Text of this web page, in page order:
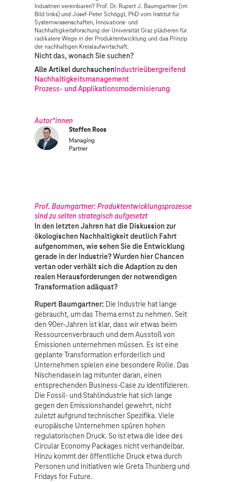
Industrien vereinbaren? Prof. Dr. Rupert J. Baumgartner (im
Bild links) und Josef-Peter Schöggl, PhD vom Institut für
Systemwissenschaften, Innovations- und
Nachhaltigkeitsforschung der Universität Graz plädieren für
radikalere Wege in der Produktentwicklung und das Prinzip
der nachhaltigen Kreislaufwirtschaft.
Nicht das, wonach Sie suchen?
Alle Artikel durchsuchenIndustrieübergreifend
Nachhaltigkeitsmanagement
Prozess- und Applikationsmodernisierung
Autor*innen
Steffen Roos
Managing
Partner
Prof. Baumgartner: Produktentwicklungsprozesse
sind zu selten strategisch aufgesetzt
In den letzten Jahren hat die Diskussion zur
ökologischen Nachhaltigkeit deutlich Fahrt
aufgenommen, wie sehen Sie die Entwicklung
gerade in der Industrie? Wurden hier Chancen
vertan oder verhält sich die Adaption zu den
realen Herausforderungen der notwendigen
Transformation adäquat?
Rupert Baumgartner: Die Industrie hat lange
gebraucht, um das Thema ernst zu nehmen. Seit
den 90er-Jahren ist klar, dass wir etwas beim
Ressourcenverbrauch und dem Ausstoß von
Emissionen unternehmen müssen. Es ist eine
geplante Transformation erforderlich und
Unternehmen spielen eine besondere Rolle. Das
Nischendasein lag mitunter daran, einen
entsprechenden Business-Case zu identifizieren.
Die Fossil- und Stahlindustrie hat sich lange
gegen den Emissionshandel gewehrt, nicht
zuletzt aufgrund technischer Spezifika. Viele
europäische Unternehmen spüren hohen
regulatorischen Druck. So ist etwa die Idee des
Circular Economy Packages nicht verhandelbar.
Hinzu kommt der öffentliche Druck etwa durch
Personen und Initiativen wie Greta Thunberg und
Fridays for Future.